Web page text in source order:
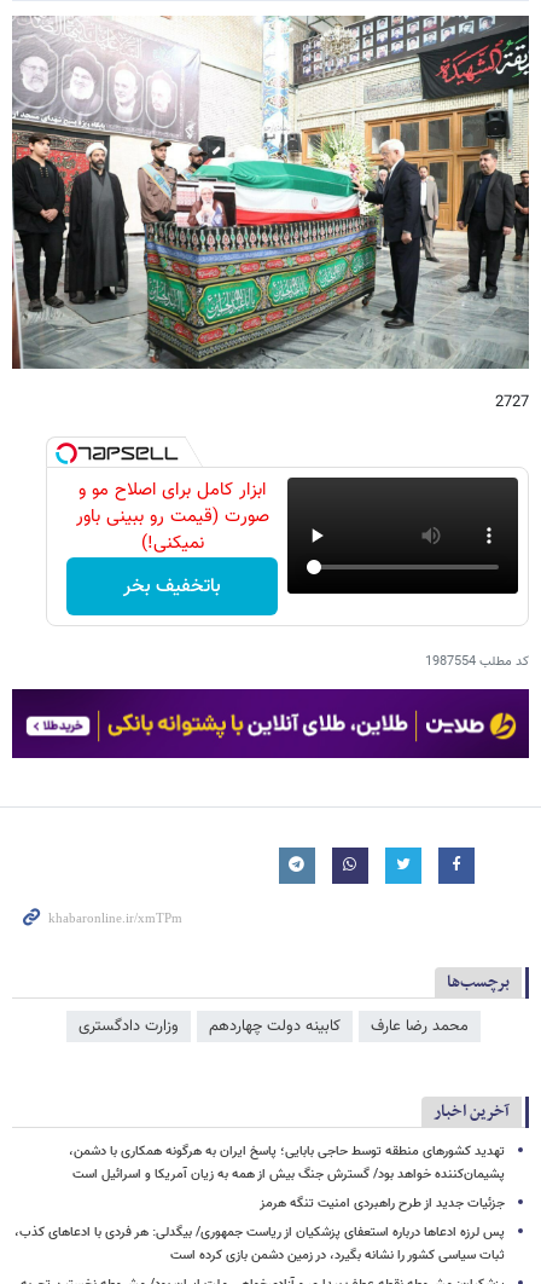
2727
ابزار کامل برای اصلاح مو و
صورت (قیمت رو ببینی باور
نمیکنی!)
باتخفیف بخر
کد مطلب1987554
برچسب‌ها
محمد رضا عارف کابینه دولت چهاردهم وزارت دادگستری
آخرین اخبار
تهدید کشورهای منطقه توسط حاجی بابایی؛ پاسخ ایران به هرگونه همکاری با دشمن،
پشیمان‌کننده خواهد بود/ گسترش جنگ بیش از همه به زیان آمریکا و اسرائیل است
جزئیات جدید از طرح راهبردی امنیت تنگه هرمز
پس لرزه ادعاها درباره استعفای پزشکیان از ریاست جمهوری/ بیگدلی: هر فردی با ادعاهای کذب،
ثبات سیاسی کشور را نشانه بگیرد، در زمین دشمن بازی کرده است